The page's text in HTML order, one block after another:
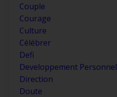
Couple
Courage
Culture
Célébrer
Defi
Developpement Personnel
Direction
Doute